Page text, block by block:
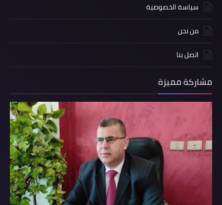
سياسة الخصوصية
من نحن
اتصل بنا
مشاركة مميزة